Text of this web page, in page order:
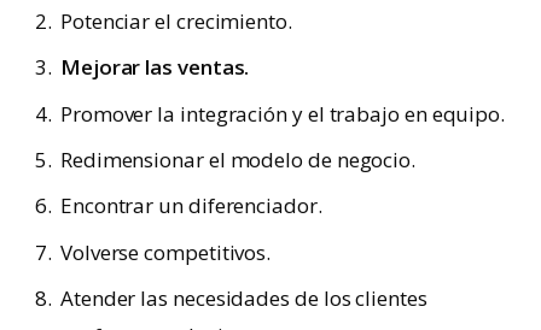
Potenciar el crecimiento.
Mejorar las ventas.
Promover la integración y el trabajo en equipo.
Redimensionar el modelo de negocio.
Encontrar un diferenciador.
Volverse competitivos.
Atender las necesidades de los clientes